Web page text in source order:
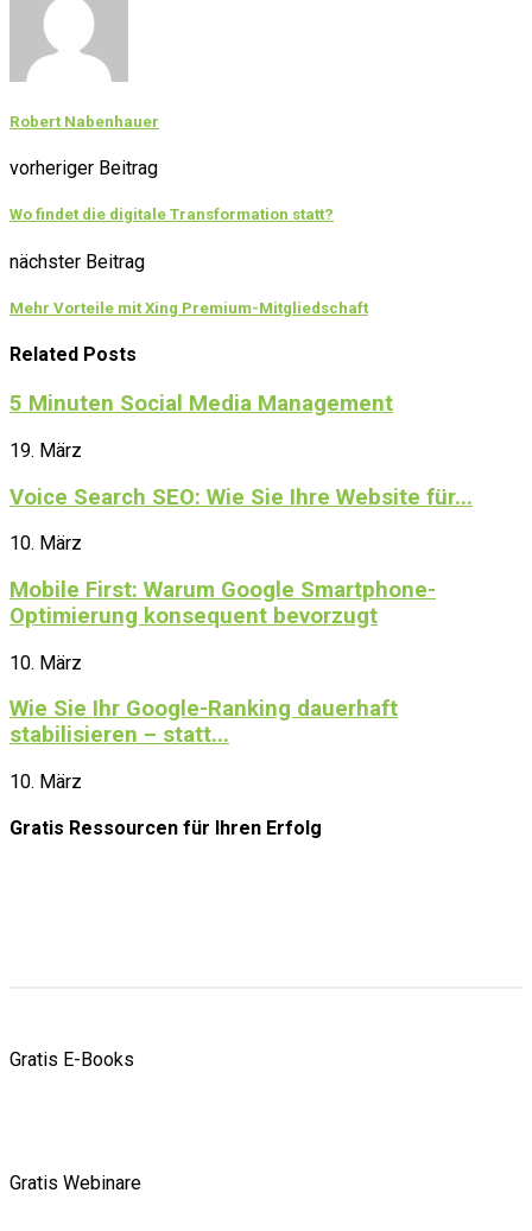
Robert Nabenhauer
vorheriger Beitrag
Wo findet die digitale Transformation statt?
nächster Beitrag
Mehr Vorteile mit Xing Premium-Mitgliedschaft
Related Posts
5 Minuten Social Media Management
19. März
Voice Search SEO: Wie Sie Ihre Website für...
10. März
Mobile First: Warum Google Smartphone-
Optimierung konsequent bevorzugt
10. März
Wie Sie Ihr Google-Ranking dauerhaft
stabilisieren – statt...
10. März
Gratis Ressourcen für Ihren Erfolg
Gratis E-Books
Gratis Webinare